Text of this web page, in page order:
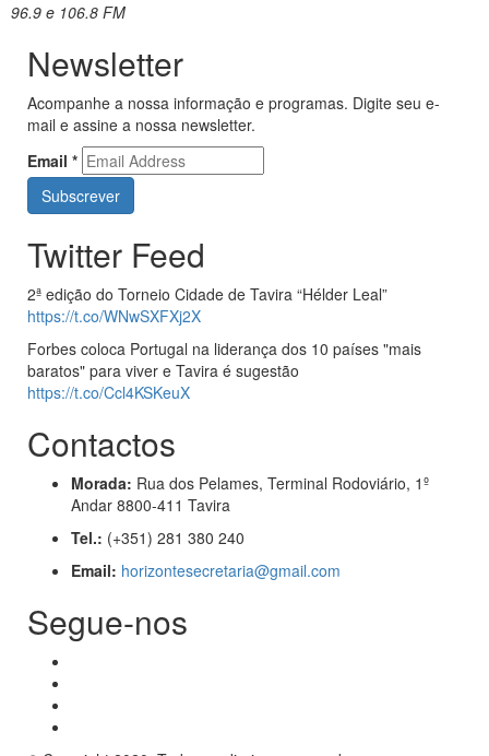
96.9 e 106.8 FM
Newsletter
Acompanhe a nossa informação e programas. Digite seu e-
mail e assine a nossa newsletter.
Email *
Twitter Feed
2ª edição do Torneio Cidade de Tavira “Hélder Leal”
https://t.co/WNwSXFXj2X
Forbes coloca Portugal na liderança dos 10 países "mais
baratos" para viver e Tavira é sugestão
https://t.co/Ccl4KSKeuX
Contactos
Morada: Rua dos Pelames, Terminal Rodoviário, 1º
Andar 8800-411 Tavira
Tel.: (+351) 281 380 240
Email: horizontesecretaria@gmail.com
Segue-nos